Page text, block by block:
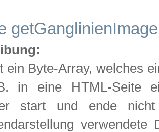
getGanglinienImage
ein Byte-Array, welches
in eine HTML-Seite
start und ende